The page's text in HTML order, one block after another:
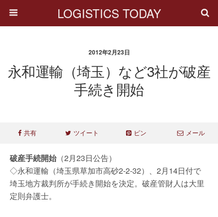
LOGISTICS TODAY
2012年2月23日
永和運輸（埼玉）など3社が破産
手続き開始
共有 ツイート ピン メール
破産手続開始（2月23日公告）
◇永和運輸（埼玉県草加市高砂2-2-32）、2月14日付で
埼玉地方裁判所が手続き開始を決定。破産管財人は大里
定則弁護士。